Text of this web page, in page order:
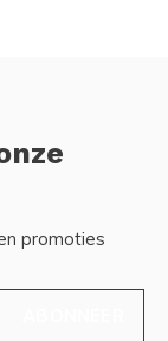
promoties